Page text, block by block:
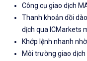
Công cụ giao dịch
Thanh khoản dồi
dịch qua ICMarkets
Khớp lệnh nhanh
Môi trường giao